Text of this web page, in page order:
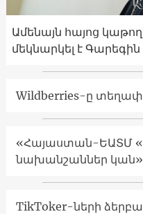
Ամենայն հայոց
մեկնարկել է Գարեգին
Wildberries-ը
«Հայաստան-ԵԱՏՄ
նախանշաններ
TikToker-ների